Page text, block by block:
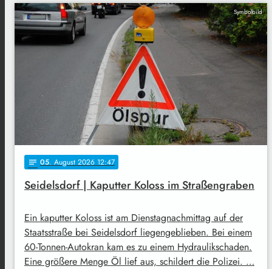
Symbolbild
notes 05. August 2026 12:47
Seidelsdorf | Kaputter Koloss im Straßengraben
Ein kaputter Koloss ist am Dienstagnachmittag auf der
Staatsstraße bei Seidelsdorf liegengeblieben. Bei einem
60-Tonnen-Autokran kam es zu einem Hydraulikschaden.
Eine größere Menge Öl lief aus, schildert die Polizei. …